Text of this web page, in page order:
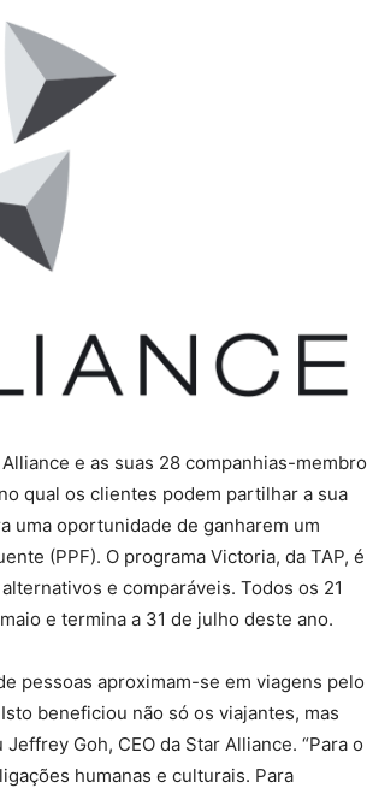
e as suas 28 companhias-membro
qual os clientes podem partilhar a sua
uma oportunidade de ganharem um
(PPF). O programa Victoria, da TAP, é
e comparáveis. Todos os 21
e termina a 31 de julho deste ano.
pessoas aproximam-se em viagens pelo
beneficiou não só os viajantes, mas
Goh, CEO da Star Alliance. “Para o
humanas e culturais. Para